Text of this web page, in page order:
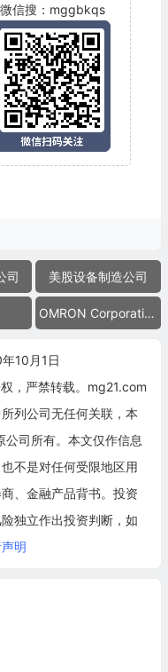
微信搜：mggbkqs
司 美股设备制造公司
OMRON Corporation
10月1日
，严禁转载。mg21.com
列公司无任何关联，本
司所有。本文仅作信息
不是对任何受限地区用
、金融产品背书。投资
独立作出投资判断，如
明